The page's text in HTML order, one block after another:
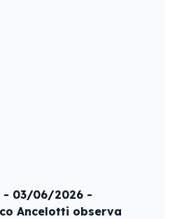
- 03/06/2026 -
Ancelotti observa